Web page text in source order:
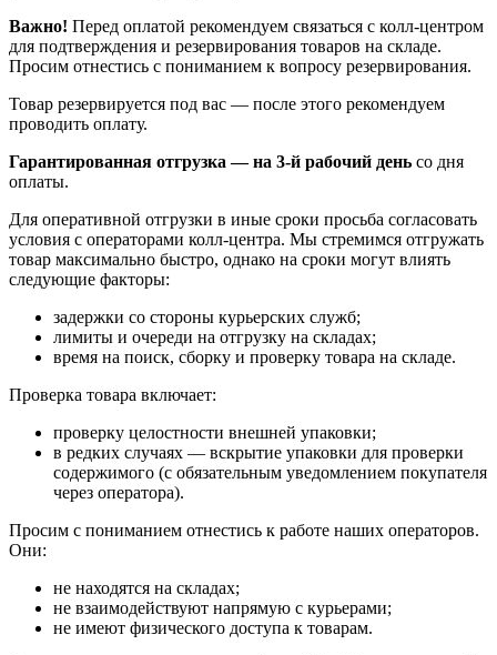
Важно! Перед оплатой рекомендуем связаться с колл‑центром
для подтверждения и резервирования товаров на складе.
Просим отнестись с пониманием к вопросу резервирования.
Товар резервируется под вас — после этого рекомендуем
проводить оплату.
Гарантированная отгрузка — на 3‑й рабочий день со дня
оплаты.
Для оперативной отгрузки в иные сроки просьба согласовать
условия с операторами колл‑центра. Мы стремимся отгружать
товар максимально быстро, однако на сроки могут влиять
следующие факторы:
задержки со стороны курьерских служб;
лимиты и очереди на отгрузку на складах;
время на поиск, сборку и проверку товара на складе.
Проверка товара включает:
проверку целостности внешней упаковки;
в редких случаях — вскрытие упаковки для проверки
содержимого (с обязательным уведомлением покупателя
через оператора).
Просим с пониманием отнестись к работе наших операторов.
Они:
не находятся на складах;
не взаимодействуют напрямую с курьерами;
не имеют физического доступа к товарам.